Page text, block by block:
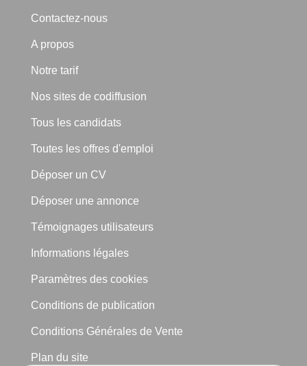
Contactez-nous
A propos
Notre tarif
Nos sites de codiffusion
Tous les candidats
Toutes les offres d'emploi
Déposer un CV
Déposer une annonce
Témoignages utilisateurs
Informations légales
Paramètres des cookies
Conditions de publication
Conditions Générales de Vente
Plan du site